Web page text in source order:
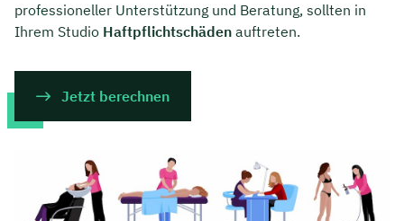
professioneller Unterstützung und Beratung, sollten in
Ihrem Studio Haftpflichtschäden auftreten.
Jetzt berechnen